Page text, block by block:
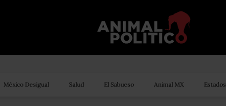
México Desigual Salud El Sabueso Animal MX Estados